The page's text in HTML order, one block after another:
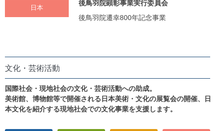
日本
後鳥羽院顕彰事業実行委員会
後鳥羽院遷幸800年記念事業
文化・芸術活動
国際社会・現地社会の文化・芸術活動への助成。
美術館、博物館等で開催される日本美術・文化の展覧会の開催、日
本文化を紹介する現地社会での文化事業を支援します。